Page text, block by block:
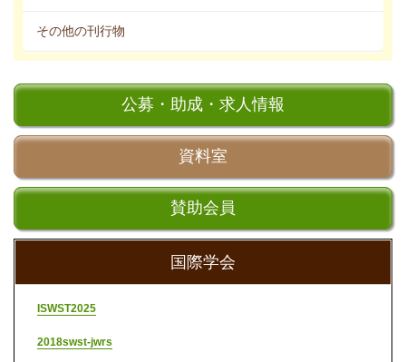
その他の刊行物
公募・助成・求人情報
資料室
賛助会員
国際学会
ISWST2025
2018swst-jwrs